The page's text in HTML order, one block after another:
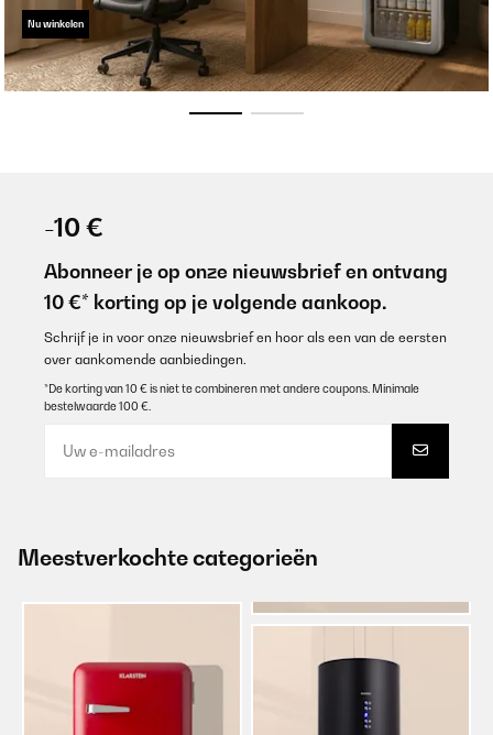
Nu winkelen
-10 €
Abonneer je op onze nieuwsbrief en ontvang
10 €* korting op je volgende aankoop.
Schrijf je in voor onze nieuwsbrief en hoor als een van de eersten
over aankomende aanbiedingen.
*De korting van 10 € is niet te combineren met andere coupons. Minimale
bestelwaarde 100 €.
Meestverkochte categorieën